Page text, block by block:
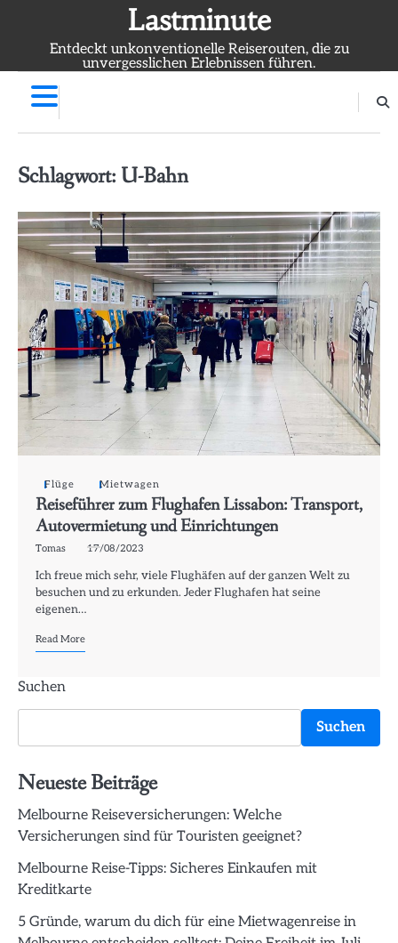
Lastminute
Entdeckt unkonventionelle Reiserouten, die zu
unvergesslichen Erlebnissen führen.
Schlagwort: U-Bahn
Flüge Mietwagen
Reiseführer zum Flughafen Lissabon: Transport,
Autovermietung und Einrichtungen
Tomas 17/08/2023
Ich freue mich sehr, viele Flughäfen auf der ganzen Welt zu
besuchen und zu erkunden. Jeder Flughafen hat seine
eigenen…
Read More
Suchen
Suchen
Neueste Beiträge
Melbourne Reiseversicherungen: Welche
Versicherungen sind für Touristen geeignet?
Melbourne Reise-Tipps: Sicheres Einkaufen mit
Kreditkarte
5 Gründe, warum du dich für eine Mietwagenreise in